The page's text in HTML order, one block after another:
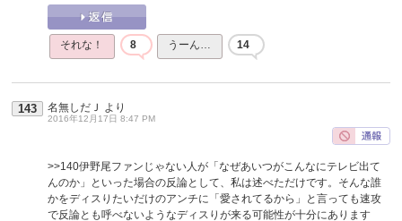
それな！ 8 うーん… 14
143 名無しだＪ より
2016年12月17日 8:47 PM
>>140伊野尾ファンじゃない人が「なぜあいつがこんなにテレビ出て
んのか」といった場合の反論として、私は述べただけです。そんな誰
かをディスりたいだけのアンチに「愛されてるから」と言っても速攻
で反論とも呼べないようなディスりが来る可能性が十分にあります